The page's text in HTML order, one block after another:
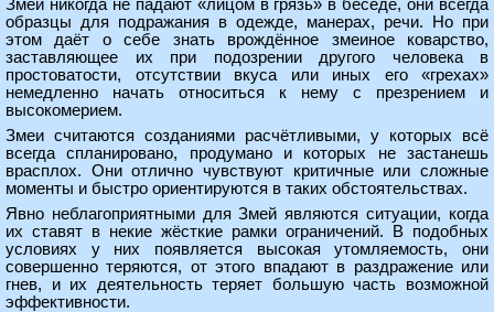
Змеи никогда не падают «лицом в грязь» в беседе, они всегда
образцы для подражания в одежде, манерах, речи. Но при
этом даёт о себе знать врождённое змеиное коварство,
заставляющее их при подозрении другого человека в
простоватости, отсутствии вкуса или иных его «грехах»
немедленно начать относиться к нему с презрением и
высокомерием.
Змеи считаются созданиями расчётливыми, у которых всё
всегда спланировано, продумано и которых не застанешь
врасплох. Они отлично чувствуют критичные или сложные
моменты и быстро ориентируются в таких обстоятельствах.
Явно неблагоприятными для Змей являются ситуации, когда
их ставят в некие жёсткие рамки ограничений. В подобных
условиях у них появляется высокая утомляемость, они
совершенно теряются, от этого впадают в раздражение или
гнев, и их деятельность теряет большую часть возможной
эффективности.